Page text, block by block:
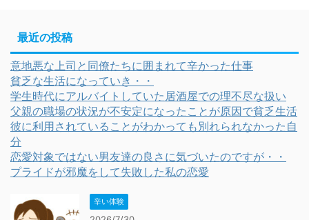
最近の投稿
意地悪な上司と同僚たちに囲まれて辛かった仕事
貧乏な生活になっていき・・
学生時代にアルバイトしていた居酒屋での理不尽な扱い
父親の職場の状況が不安定になったことが原因で貧乏生活
彼に利用されていることがわかっても別れられなかった自
分
恋愛対象ではない男友達の良さに気づいたのですが・・
プライドが邪魔をして失敗した私の恋愛
辛い体験